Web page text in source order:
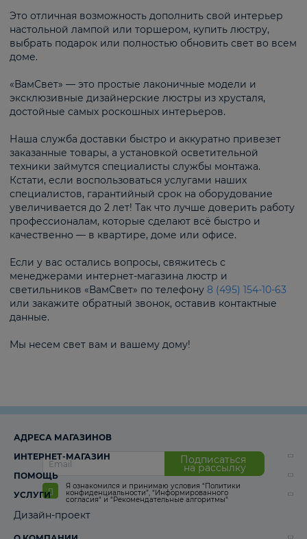
Это отличная возможность дополнить свой интерьер
настольной лампой или торшером, купить люстру,
выбрать подарок или полностью обновить свет во всем
доме.
«ВамСвет» — это простые лаконичные модели и
эксклюзивные дизайнерские люстры из хрусталя,
достойные самых роскошных интерьеров.
Наша служба доставки быстро и аккуратно привезет
заказанные товары, а установкой осветительной
техники займутся специалисты службы монтажа.
Кстати, если воспользоваться услугами наших
специалистов, гарантийный срок на оборудование
увеличивается до 2 лет! Так что лучше доверить работу
профессионалам, которые сделают всё быстро и
качественно — в квартире, доме или офисе.
Если у вас остались вопросы, свяжитесь с
менеджерами интернет-магазина люстр и
светильников «ВамСвет» по телефону 8 (495) 154-10-63
или закажите обратный звонок, оставив контактные
данные.
Мы несем свет вам и вашему дому!
Подписаться
на рассылку
Я ознакомился и принимаю условия “Политики
конфиденциальности”, “Информированного
согласия“ и “Рекомендательные алгоритмы“
АДРЕСА МАГАЗИНОВ
ИНТЕРНЕТ-МАГАЗИН
ПОМОЩЬ
УСЛУГИ
Дизайн-проект